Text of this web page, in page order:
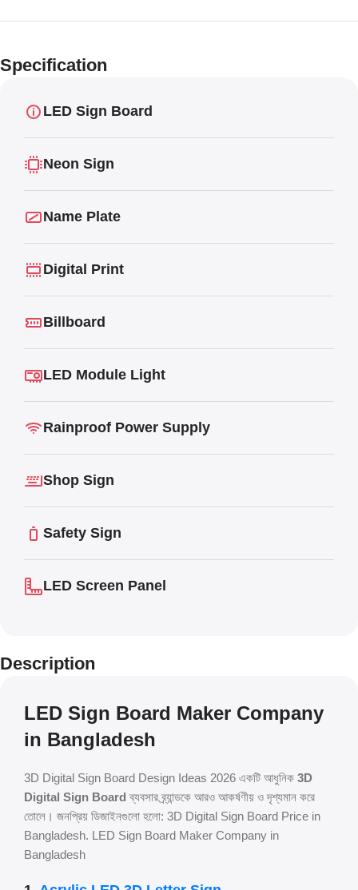
Limited offer
Moving
Specification
LED Sign Board
Neon Sign
Name Plate
Digital Print
Billboard
LED Module Light
Rainproof Power Supply
Shop Sign
Safety Sign
LED Screen Panel
Description
LED Sign Board Maker Company
in Bangladesh
3D Digital Sign Board Design Ideas 2026 একটি আধুনিক 3D
Digital Sign Board ব্যবসার ব্র্যান্ডকে আরও আকর্ষণীয় ও দৃশ্যমান করে
তোলে। জনপ্রিয় ডিজাইনগুলো হলো: 3D Digital Sign Board Price in
Bangladesh. LED Sign Board Maker Company in
Bangladesh